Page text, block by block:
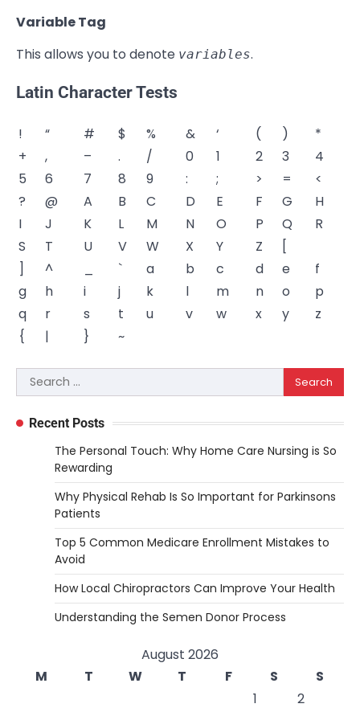
Variable Tag
This allows you to denote variables.
Latin Character Tests
! “ # $ % & ‘ ( )
*
+
, – . / 0 1 2 3
4
5
6 7 8 9 : ; > =
<
?
@ A B C D E F G
H
I
J K L M N O P Q
R
S
T U V W X Y Z
[
]
^ ` a b c d e
f
g
h i j k l m n o
p
q
r s t u v w x y
z
{
| } ~
Search
for:
Recent Posts
The Personal Touch: Why Home Care Nursing is So
Rewarding
Why Physical Rehab Is So Important for Parkinsons
Patients
Top 5 Common Medicare Enrollment Mistakes to
Avoid
How Local Chiropractors Can Improve Your Health
Understanding the Semen Donor Process
August 2026
M
T W T F S
S
1
2